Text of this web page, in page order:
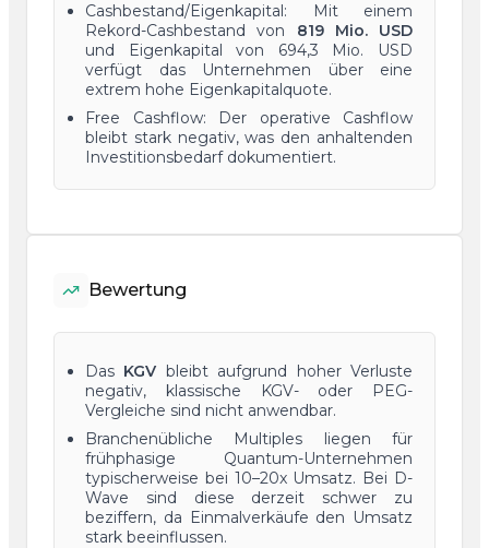
Cashbestand/Eigenkapital: Mit einem
Rekord-Cashbestand von 819 Mio. USD
und Eigenkapital von 694,3 Mio. USD
verfügt das Unternehmen über eine
extrem hohe Eigenkapitalquote.
Free Cashflow: Der operative Cashflow
bleibt stark negativ, was den anhaltenden
Investitionsbedarf dokumentiert.
Bewertung
Das KGV bleibt aufgrund hoher Verluste
negativ, klassische KGV- oder PEG-
Vergleiche sind nicht anwendbar.
Branchenübliche Multiples liegen für
frühphasige Quantum-Unternehmen
typischerweise bei 10–20x Umsatz. Bei D-
Wave sind diese derzeit schwer zu
beziffern, da Einmalverkäufe den Umsatz
stark beeinflussen.